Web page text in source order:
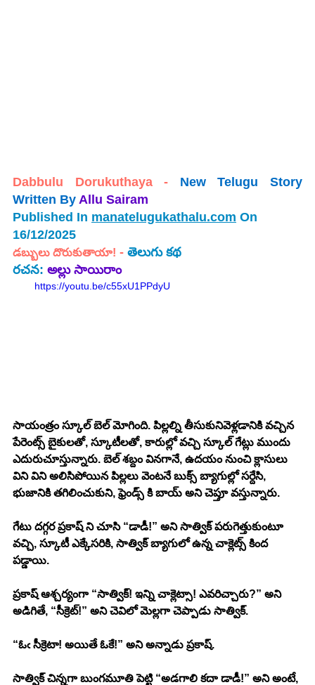
Dabbulu Dorukuthaya -
New Telugu Story
Written By Allu Sairam
Published In manatelugukathalu.com On
16/12/2025
డబ్బులు దొరుకుతాయా! - తెలుగు కథ
రచన: అల్లు సాయిరాం
https://youtu.be/c55xU1PPdyU
సాయంత్రం స్కూల్ బెల్ మోగింది. పిల్లల్ని తీసుకునివెళ్లడానికి వచ్చిన
పేరెంట్స్ బైకులతో, స్కూటీలతో, కారుల్లో వచ్చి స్కూల్ గేట్లు ముందు
ఎదురుచూస్తున్నారు. బెల్ శబ్దం వినగానే, ఉదయం నుంచి క్లాసులు
విని విని అలిసిపోయిన పిల్లలు వెంటనే బుక్స్ బ్యాగుల్లో సర్దేసి,
భుజానికి తగిలించుకుని, ఫ్రెండ్స్ కి బాయ్ అని చెప్తూ వస్తున్నారు.
గేటు దగ్గర ప్రకాష్ ని చూసి “డాడీ!” అని సాత్విక్ పరుగెత్తుకుంటూ
వచ్చి, స్కూటీ ఎక్కేసరికి, సాత్విక్ బ్యాగులో ఉన్న చాక్లెట్స్ కింద
పడ్డాయి.
ప్రకాష్ ఆశ్చర్యంగా “సాత్విక్! ఇన్ని చాక్లెట్సా! ఎవరిచ్చారు?” అని
అడిగితే, “సీక్రెట్!” అని చెవిలో మెల్లగా చెప్పాడు సాత్విక్.
“ఓఁ సీక్రెటా! అయితే ఓకే!” అని అన్నాడు ప్రకాష్.
సాత్విక్ చిన్నగా బుంగమూతి పెట్టి “అడగాలి కదా డాడీ!” అని అంటే,